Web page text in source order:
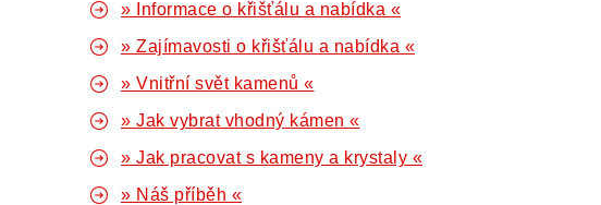
» Informace o křišťálu a nabídka «
» Zajímavosti o křišťálu a nabídka «
» Vnitřní svět kamenů «
» Jak vybrat vhodný kámen «
» Jak pracovat s kameny a krystaly «
» Náš příběh «